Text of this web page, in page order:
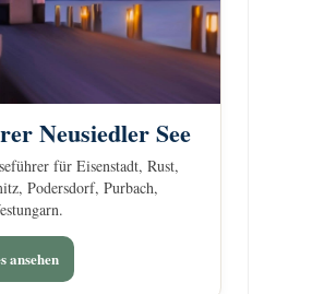
Neusiedler See
für Eisenstadt, Rust,
Podersdorf, Purbach,
ansehen